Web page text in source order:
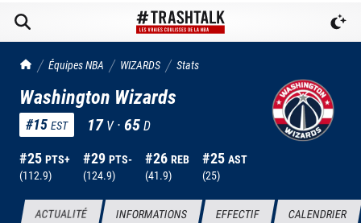
TrashTalk Actu NBA
Équipes NBA WIZARDS Stats
Washington Wizards
#15 EST 17 V ·65D
#25 PTS+
(112.9)
#29 PTS-
(124.9)
#26 REB
(41.9)
#25 AST
(25)
ACTUALITÉ INFORMATIONS EFFECTIF CALENDRIER